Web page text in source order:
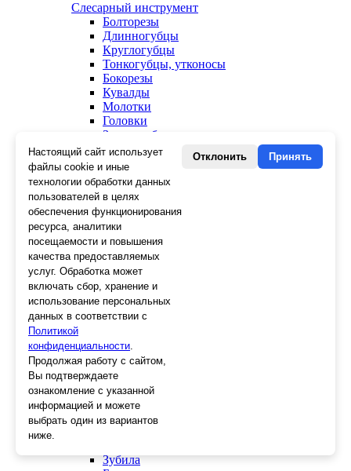
Слесарный инструмент
Болторезы
Длинногубцы
Круглогубцы
Тонкогубцы, утконосы
Бокорезы
Кувалды
Молотки
Головки
Зенкера, бородки, кернеры
Керны
Патроны, переходники
Ножницы электрика
Стопорные кольца
Съемники стопорных колец
Пинцеты
Магниты
Клещи для изоляции
Кабелерезы
Гайкорезы
Зажимы ручные
Подшипники
Тиски
Плоскогубцы
Отвертки
Ножницы по металлу
Напильники, рашпили
Наборы инструментов
Кусачки
Зубила
Настоящий сайт использует
файлы cookie и иные
технологии обработки данных
пользователей в целях
обеспечения функционирования
ресурса, аналитики
посещаемости и повышения
качества предоставляемых
услуг. Обработка может
включать сбор, хранение и
использование персональных
данных в соответствии с
Политикой
конфиденциальности.
Продолжая работу с сайтом,
Вы подтверждаете
ознакомление с указанной
информацией и можете
выбрать один из вариантов
ниже.
Отклонить Принять